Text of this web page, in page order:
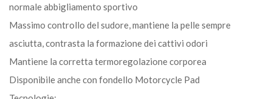
normale abbigliamento sportivo
Massimo controllo del sudore, mantiene la pelle sempre
asciutta, contrasta la formazione dei cattivi odori
Mantiene la corretta termoregolazione corporea
Disponibile anche con fondello Motorcycle Pad